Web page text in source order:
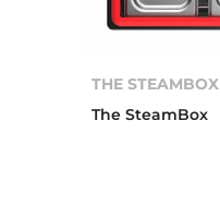
THE STEAMBOX
The SteamBox